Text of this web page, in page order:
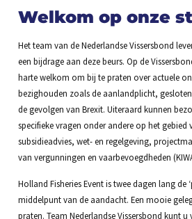
Welkom op onze
Het team van de Nederlandse Vissersbond
een bijdrage aan deze beurs. Op de
harte welkom om bij te praten over actuele
bezighouden zoals de aanlandplicht,
de gevolgen van Brexit. Uiteraard kunnen
specifieke vragen onder andere op het gebied
subsidieadvies, wet- en regelgeving,
van vergunningen en vaarbevoegdheden
Holland Fisheries Event is twee dagen lang de
middelpunt van de aandacht. Een mooie
praten. Team Nederlandse Vissersbond kunt